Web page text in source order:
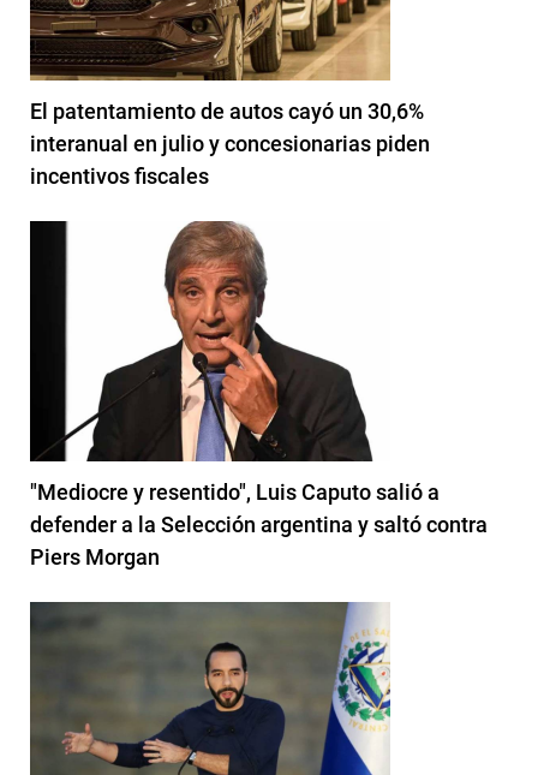
El patentamiento de autos cayó un 30,6%
interanual en julio y concesionarias piden
incentivos fiscales
"Mediocre y resentido", Luis Caputo salió a
defender a la Selección argentina y saltó contra
Piers Morgan